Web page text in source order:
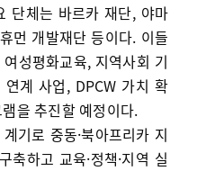
단체는 바르카 재단, 야마
먼 개발재단 등이다. 이들
성평화교육, 지역사회 기
연계 사업, DPCW 가치 확
을 추진할 예정이다.
기로 중동·북아프리카 지
하고 교육·정책·지역 실